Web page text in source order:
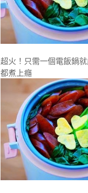
超火！只需一個電飯鍋
都煮上癮